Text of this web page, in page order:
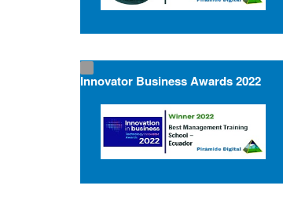
Innovator Business Awards 2022